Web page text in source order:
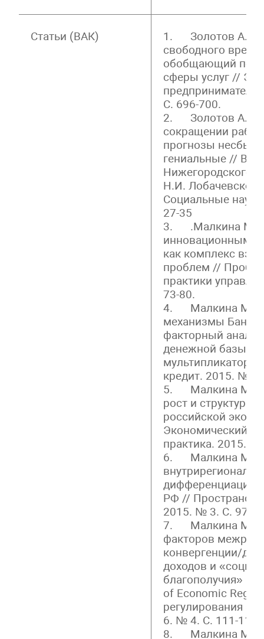
Статьи (ВАК)
1. Золотов А.В,
свободного
обобщающий
сферы услуг //
С. 696-700.
2. Золотов А.В.
сокращении
прогнозы
гениальные //
Нижегородского
Н.И.
Социальные
27-35
3. .Малкина М.Ю.
инновационным
как комплекс
проблем //
практики
73-80.
4. Малкина М.Ю.
механизмы Банка
факторный
денежной базы и
кредит. 2015. №
5. Малкина М.Ю.
рост и
российской
Экономический
практика. 2015.
6. Малкина М.Ю.
дифференциации
РФ //
2015. № 3. С. 97-
7. Малкина М.Ю.
факторов
конвергенции/
доходов и
благополучия»
of Economic
регулирования
6. № 4. С. 111-119.
8. Малкина М.Ю.